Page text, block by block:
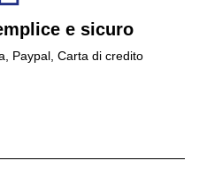
e sicuro
Paypal, Carta di credito